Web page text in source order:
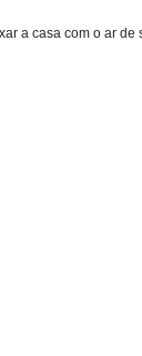
a casa com o ar de